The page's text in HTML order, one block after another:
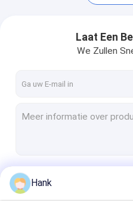
Laat Een
We Zullen
Hank